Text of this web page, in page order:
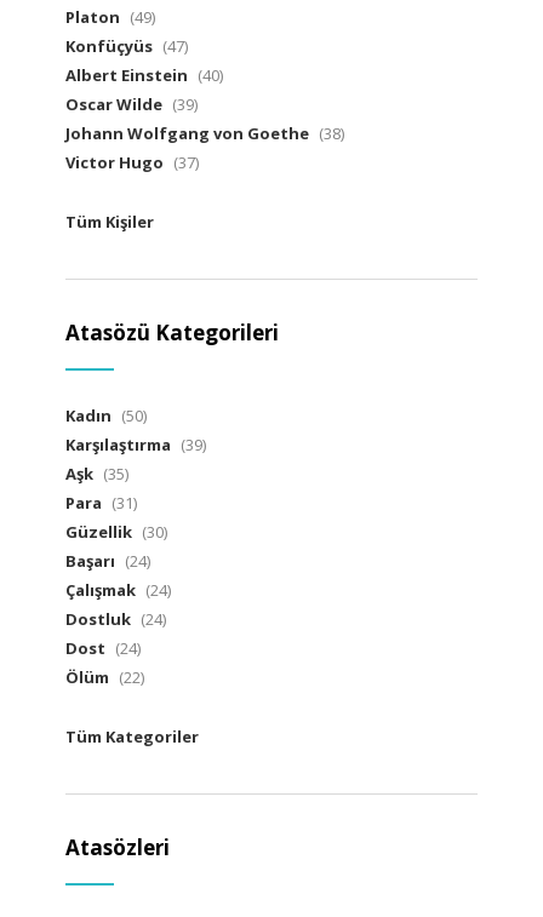
Platon (49)
Konfüçyüs (47)
Albert Einstein (40)
Oscar Wilde (39)
Johann Wolfgang von Goethe (38)
Victor Hugo (37)
Tüm Kişiler
Atasözü Kategorileri
Kadın (50)
Karşılaştırma (39)
Aşk (35)
Para (31)
Güzellik (30)
Başarı (24)
Çalışmak (24)
Dostluk (24)
Dost (24)
Ölüm (22)
Tüm Kategoriler
Atasözleri